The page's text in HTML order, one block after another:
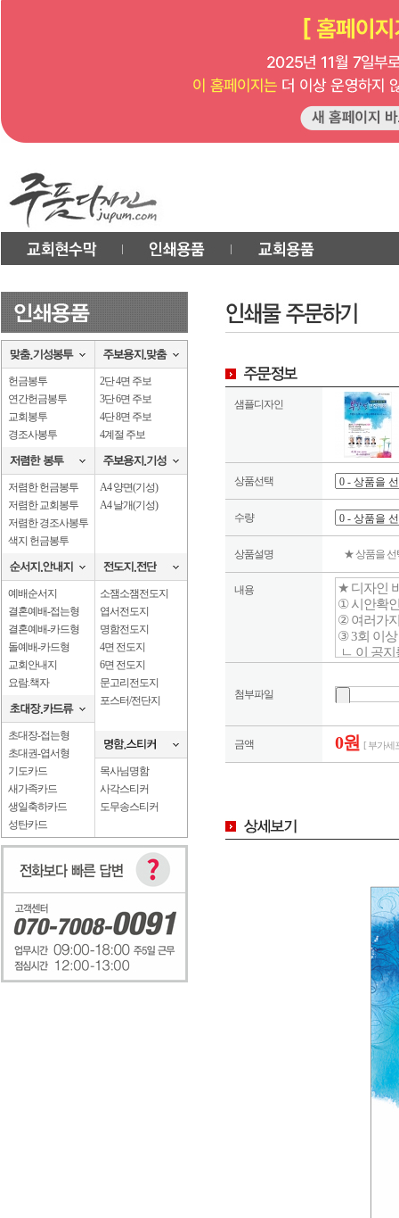
헌금봉투
연간헌금봉투
교회봉투
경조사봉투
저렴한 헌금봉투
저렴한 교회봉투
저렴한 경조사봉투
색지 헌금봉투
예배순서지
결혼예배-접는형
결혼예배-카드형
돌예배-카드형
교회안내지
요람.책자
초대장-접는형
초대권-엽서형
기도카드
새가족카드
생일축하카드
성탄카드
2단 4면 주보
3단 6면 주보
4단 8면 주보
4계절 주보
A4 양면(기성)
A4 날개(기성)
소잼소잼전도지
엽서전도지
명함전도지
4면 전도지
6면 전도지
문고리전도지
포스터/전단지
목사님명함
사각스티커
도무송스티커
샘플디자인
상품선택
수량
상품설명 ★ 상품을 선
내용
첨부파일
금액 0원 [ 부가세